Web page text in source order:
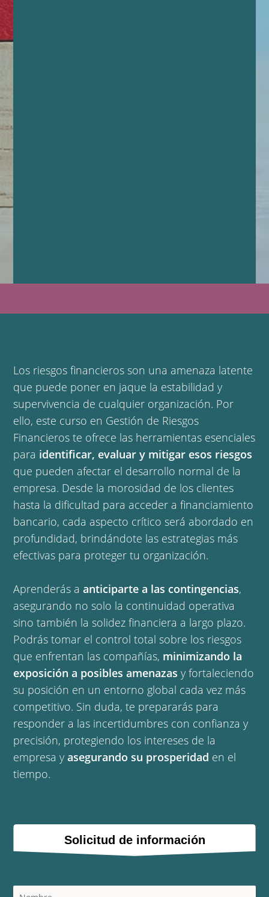
Los riesgos financieros son una amenaza latente
que puede poner en jaque la estabilidad y
supervivencia de cualquier organización. Por
ello, este curso en Gestión de Riesgos
Financieros te ofrece las herramientas esenciales
para identificar, evaluar y mitigar esos riesgos
que pueden afectar el desarrollo normal de la
empresa. Desde la morosidad de los clientes
hasta la dificultad para acceder a financiamiento
bancario, cada aspecto crítico será abordado en
profundidad, brindándote las estrategias más
efectivas para proteger tu organización.
Aprenderás aanticiparte a las contingencias,
asegurando no solo la continuidad operativa
sino también la solidez financiera a largo plazo.
Podrás tomar el control total sobre los riesgos
que enfrentan las compañías, minimizando la
exposición a posibles amenazas y fortaleciendo
su posición en un entorno global cada vez más
competitivo. Sin duda, te prepararás para
responder a las incertidumbres con confianza y
precisión, protegiendo los intereses de la
empresa yasegurando su prosperidad en el
tiempo.
Solicitud de información